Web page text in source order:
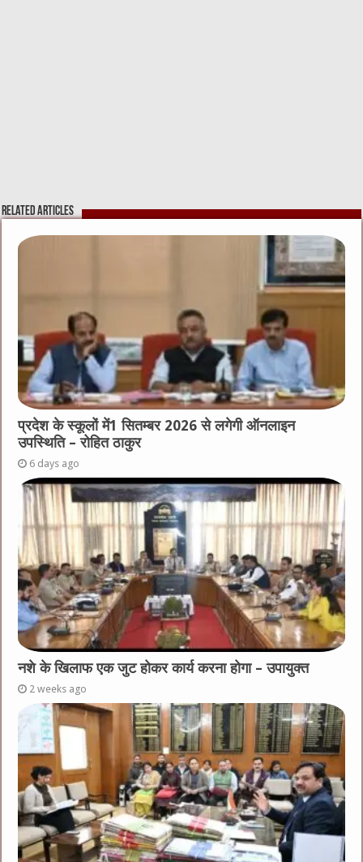
Related Articles
प्रदेश के स्कूलों में1 सितम्बर 2026 से लगेगी ऑनलाइन
उपस्थिति – रोहित ठाकुर
6 days ago
नशे के खिलाफ एक जुट होकर कार्य करना होगा – उपायुक्त
2 weeks ago